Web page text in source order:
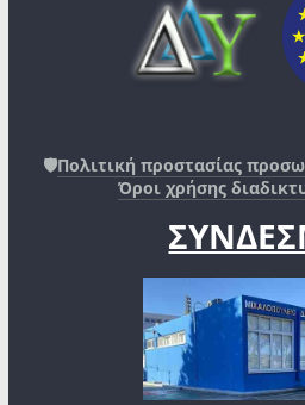
🛡️Πολιτική προστασίας
Όροι χρήσης